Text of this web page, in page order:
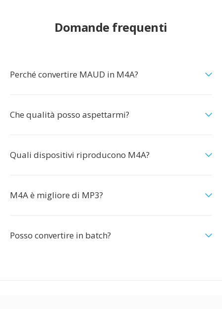
Domande frequenti
Perché convertire MAUD in M4A?
Che qualità posso aspettarmi?
Quali dispositivi riproducono M4A?
M4A è migliore di MP3?
Posso convertire in batch?